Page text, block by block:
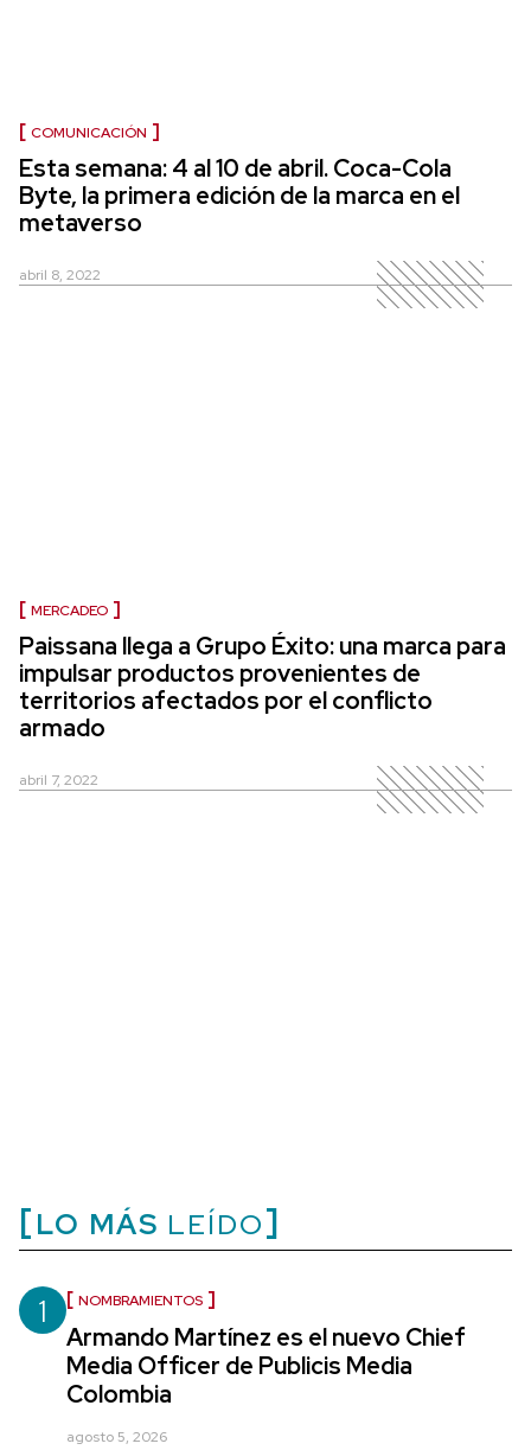
COMUNICACIÓN
Esta semana: 4 al 10 de abril. Coca-Cola
Byte, la primera edición de la marca en el
metaverso
abril 8, 2022
MERCADEO
Paissana llega a Grupo Éxito: una marca para
impulsar productos provenientes de
territorios afectados por el conflicto
armado
abril 7, 2022
LO MÁS LEÍDO
1 NOMBRAMIENTOS
Armando Martínez es el nuevo Chief
Media Officer de Publicis Media
Colombia
agosto 5, 2026